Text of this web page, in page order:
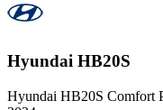
Hyundai HB20S
Hyundai HB20S Comfort